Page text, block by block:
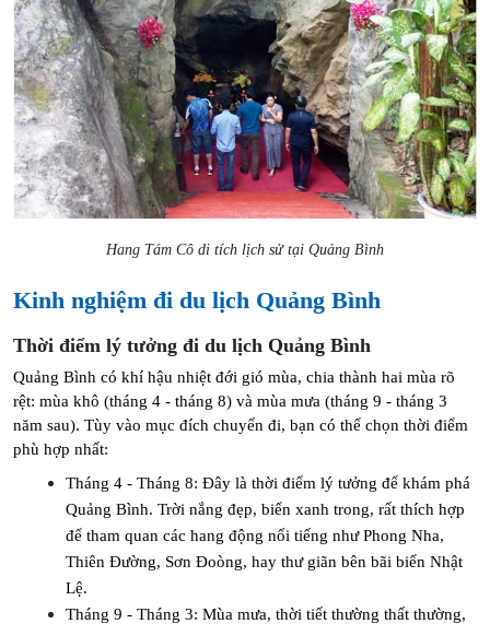
Hang Tám Cô di tích lịch sử tại Quảng Bình
Kinh nghiệm đi du lịch Quảng Bình
Thời điểm lý tưởng đi du lịch Quảng Bình
Quảng Bình có khí hậu nhiệt đới gió mùa, chia thành hai mùa rõ
rệt: mùa khô (tháng 4 - tháng 8) và mùa mưa (tháng 9 - tháng 3
năm sau). Tùy vào mục đích chuyến đi, bạn có thể chọn thời điểm
phù hợp nhất:
Tháng 4 - Tháng 8: Đây là thời điểm lý tưởng để khám phá
Quảng Bình. Trời nắng đẹp, biển xanh trong, rất thích hợp
để tham quan các hang động nổi tiếng như Phong Nha,
Thiên Đường, Sơn Đoòng, hay thư giãn bên bãi biển Nhật
Lệ.
Tháng 9 - Tháng 3: Mùa mưa, thời tiết thường thất thường,